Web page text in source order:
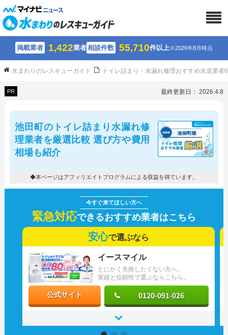
掲載業者 1,422業者相談件数 55,710件以上※2026年8月時点
水まわりのレスキューガイド トイレ詰まり・水漏れ修理おすすめ水道業
PR 最終更新日： 2026.4.8
池田町のトイレ詰まり水漏れ修
理業者を厳選比較 選び方や費用
相場も紹介
◆本ページはアフィリエイトプログラムによる収益を得ています。
緊急対応できるおすすめ業者はこちら
安心で選ぶなら
とにかく失敗したくない方へ。
実績と信頼性で選ぶならこちら。
イースマイル
公式サイト 0120-091-026